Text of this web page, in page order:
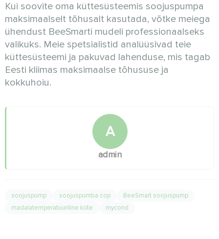
Kui soovite oma küttesüsteemis soojuspumpa
maksimaalselt tõhusalt kasutada, võtke meiega
ühendust BeeSmarti mudeli professionaalseks
valikuks. Meie spetsialistid analüüsivad teie
küttesüsteemi ja pakuvad lahenduse, mis tagab
Eesti kliimas maksimaalse tõhususe ja
kokkuhoiu.
A
admin
soojuspump soojuspumba cop
BeeSmart soojuspump
madalatemperatuuriline küte
mycond